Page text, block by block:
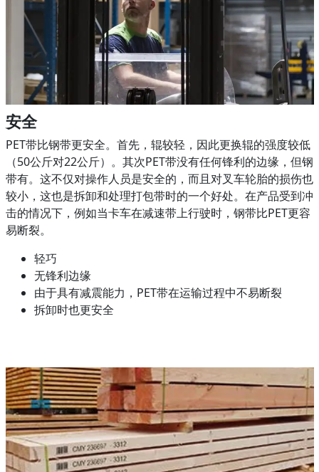
安全
PET带比钢带更安全。首先，辊较轻，因此更换辊的强度较低
（50公斤对22公斤）。其次PET带没有任何锋利的边缘，但钢
带有。这不仅对操作人员是安全的，而且对叉车轮胎的损伤也
较小，这也是拆卸和处理打包带时的一个好处。在产品受到冲
击的情况下，例如当卡车在减速带上行驶时，钢带比PET更容
易断裂。
轻巧
无锋利边缘
由于具有减震能力，PET带在运输过程中不易断裂
拆卸时也更安全